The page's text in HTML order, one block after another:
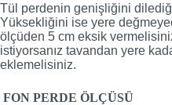
Tül perdenin genişliğini
Yüksekliğini ise yere
ölçüden 5 cm eksik
istiyorsanız tavandan yere
eklemelisiniz.
FON PERDE ÖLÇÜSÜ